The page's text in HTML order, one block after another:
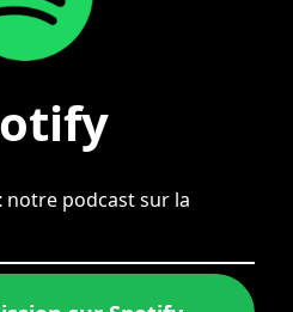
notre podcast sur la